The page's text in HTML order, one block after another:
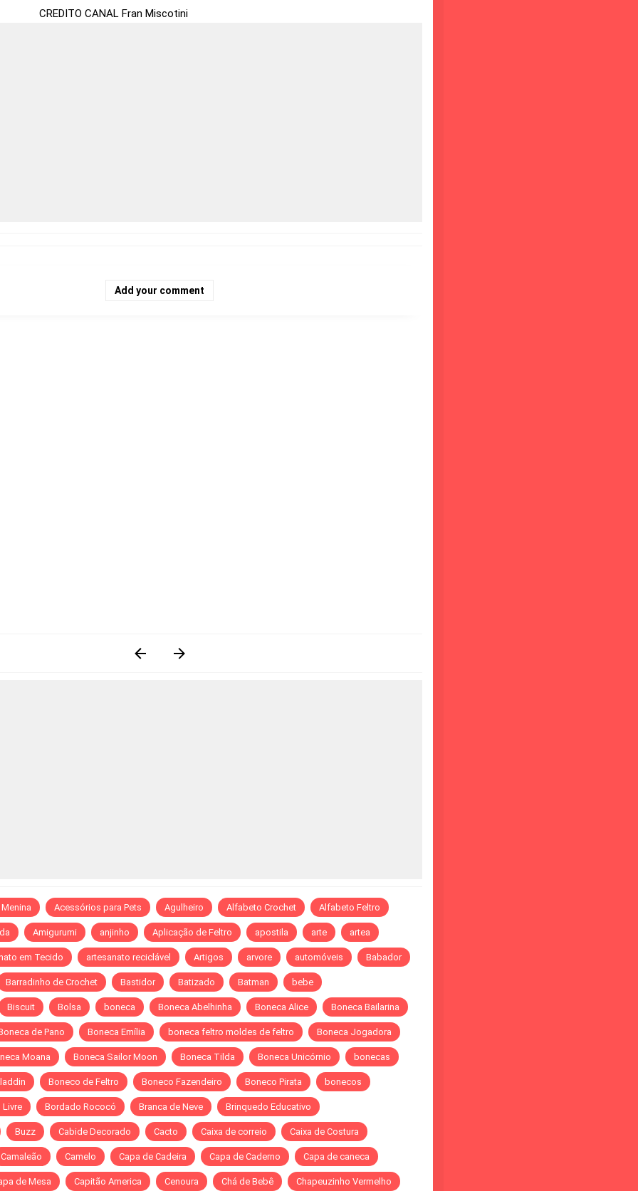
Fran Miscotini
Add your comment
Acessórios para Pets Agulheiro Alfabeto Crochet Alfabeto Feltro
Amigurumi anjinho Aplicação de Feltro apostila arte artea
em Tecido artesanato reciclável Artigos arvore automóveis Babador
Barradinho de Crochet Bastidor Batizado Batman bebe
Biscuit Bolsa boneca Boneca Abelhinha Boneca Alice Boneca Bailarina
de Pano Boneca Emília boneca feltro moldes de feltro Boneca Jogadora
Moana Boneca Sailor Moon Boneca Tilda Boneca Unicórnio bonecas
Boneco de Feltro Boneco Fazendeiro Boneco Pirata bonecos
Livre Bordado Rococó Branca de Neve Brinquedo Educativo
Buzz Cabide Decorado Cacto Caixa de correio Caixa de Costura
Camaleão Camelo Capa de Cadeira Capa de Caderno Capa de caneca
de Mesa Capitão America Cenoura Chá de Bebê Chapeuzinho Vermelho